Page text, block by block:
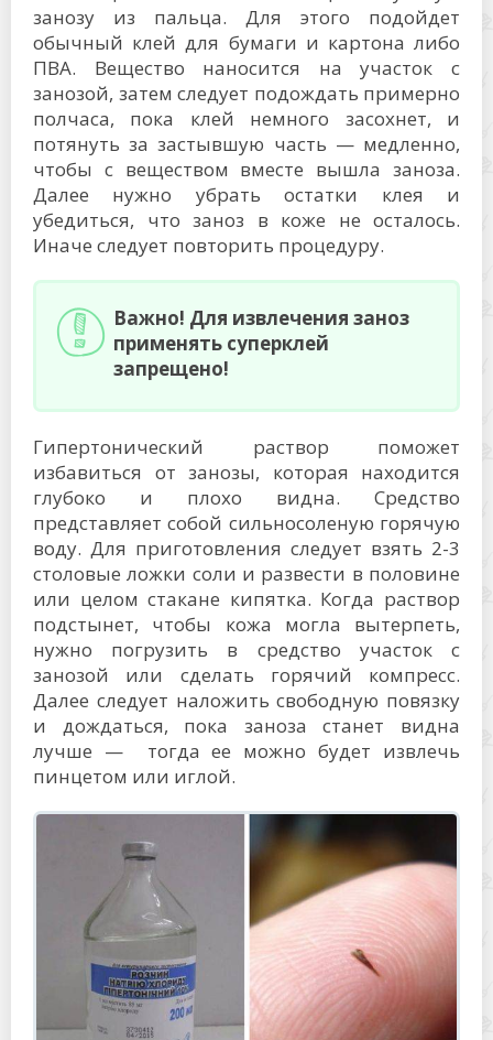
занозу из пальца. Для этого подойдет
обычный клей для бумаги и картона либо
ПВА. Вещество наносится на участок с
занозой, затем следует подождать примерно
полчаса, пока клей немного засохнет, и
потянуть за застывшую часть — медленно,
чтобы с веществом вместе вышла заноза.
Далее нужно убрать остатки клея и
убедиться, что заноз в коже не осталось.
Иначе следует повторить процедуру.
Важно! Для извлечения заноз
применять суперклей
запрещено!
Гипертонический раствор поможет
избавиться от занозы, которая находится
глубоко и плохо видна. Средство
представляет собой сильносоленую горячую
воду. Для приготовления следует взять 2-3
столовые ложки соли и развести в половине
или целом стакане кипятка. Когда раствор
подстынет, чтобы кожа могла вытерпеть,
нужно погрузить в средство участок с
занозой или сделать горячий компресс.
Далее следует наложить свободную повязку
и дождаться, пока заноза станет видна
лучше — тогда ее можно будет извлечь
пинцетом или иглой.